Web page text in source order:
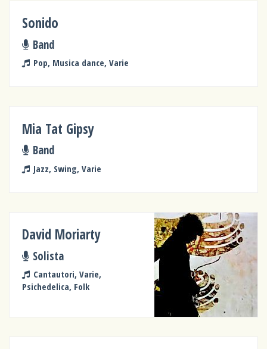
Sonido
Band
Pop, Musica dance, Varie
Mia Tat Gipsy
Band
Jazz, Swing, Varie
David Moriarty
Solista
Cantautori, Varie,
Psichedelica, Folk